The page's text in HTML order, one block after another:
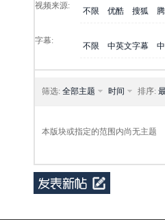
视频来源:
不限 优酷 搜狐
字幕:
不限 中英文字幕
筛选: 全部主题 时间 排序:
本版块或指定的范围内尚无主题